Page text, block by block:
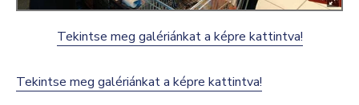
Tekintse meg galériánkat a képre kattintva!
Tekintse meg galériánkat a képre kattintva!